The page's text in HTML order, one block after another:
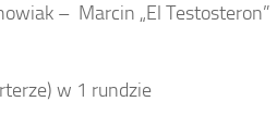
– Marcin „El Testosteron”
w 1 rundzie